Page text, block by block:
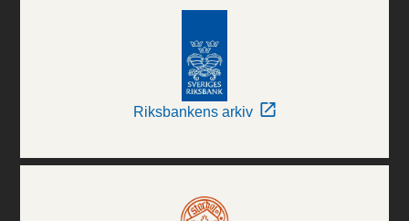
Riksbankens arkiv